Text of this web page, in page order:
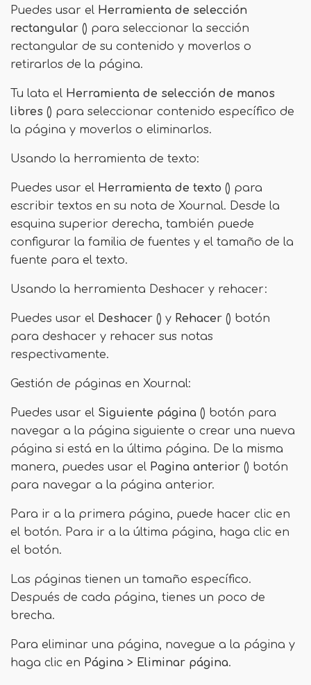
Puedes usar el Herramienta de selección
rectangular () para seleccionar la sección
rectangular de su contenido y moverlos o
retirarlos de la página.
Tu lata el Herramienta de selección de manos
libres () para seleccionar contenido específico de
la página y moverlos o eliminarlos.
Usando la herramienta de texto:
Puedes usar el Herramienta de texto () para
escribir textos en su nota de Xournal. Desde la
esquina superior derecha, también puede
configurar la familia de fuentes y el tamaño de la
fuente para el texto.
Usando la herramienta Deshacer y rehacer:
Puedes usar el Deshacer () y Rehacer () botón
para deshacer y rehacer sus notas
respectivamente.
Gestión de páginas en Xournal:
Puedes usar el Siguiente página () botón para
navegar a la página siguiente o crear una nueva
página si está en la última página. De la misma
manera, puedes usar el Pagina anterior () botón
para navegar a la página anterior.
Para ir a la primera página, puede hacer clic en
el botón. Para ir a la última página, haga clic en
el botón.
Las páginas tienen un tamaño específico.
Después de cada página, tienes un poco de
brecha.
Para eliminar una página, navegue a la página y
haga clic en Página > Eliminar página.